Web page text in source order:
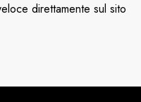
direttamente sul sito